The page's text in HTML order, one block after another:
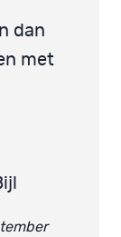
dan
met